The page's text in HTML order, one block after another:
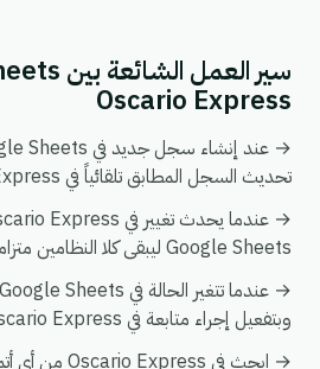
Oscario Express
تحديث السجل المطابق تلقائياً في Oscario Express.
Google Sheets ليبقى كلا النظامين متزامنين.
وبتفعيل إجراء متابعة في Oscario Express.